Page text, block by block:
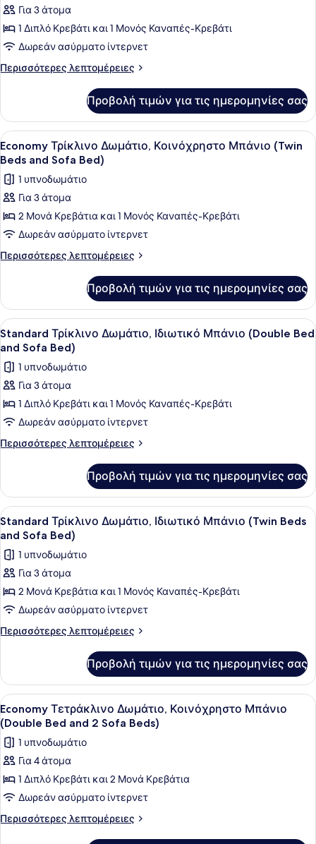
για
Economy
Τρίκλινο
Δωμάτιο,
(Double
Bed
and
Sofa
Bed)
Για 3 άτομα
1 Διπλό Κρεβάτι και 1 Μονός Καναπές-Κρεβάτι
Δωρεάν ασύρματο ίντερνετ
Περισσότερες λεπτομέρειες
Περισσότερες
Τρίκλινο
Δωμάτιο,
Κοινόχρηστο
Μπάνιο
Bed
and
Bed)
Προβολή τιμών για τις ημερομηνίες σας
Προβολή
όλων
των
φωτογραφιών
για
Economy
Τρίκλινο
Δωμάτιο,
(Twin
Beds
and
Sofa
Bed)
Ένα μικρό, λειτουργικό δωμάτιο
6
Economy Τρίκλινο Δωμάτιο, Κοινόχρηστο Μπάνιο (Twin
Beds and Sofa Bed)
1 υπνοδωμάτιο
Για 3 άτομα
2 Μονά Κρεβάτια και 1 Μονός Καναπές-Κρεβάτι
Δωρεάν ασύρματο ίντερνετ
Περισσότερες λεπτομέρειες
Περισσότερες
Τρίκλινο
Δωμάτιο,
Κοινόχρηστο
Μπάνιο
Beds
and
Bed)
Προβολή τιμών για τις ημερομηνίες σας
Προβολή
όλων
των
φωτογραφιών
για
Standard
Τρίκλινο
Δωμάτιο,
(Double
Bed
and
Sofa
Bed)
Ένα δωμάτιο ξενοδοχείου με δύο
5
Standard Τρίκλινο Δωμάτιο, Ιδιωτικό Μπάνιο (Double Bed
and Sofa Bed)
1 υπνοδωμάτιο
Για 3 άτομα
1 Διπλό Κρεβάτι και 1 Μονός Καναπές-Κρεβάτι
Δωρεάν ασύρματο ίντερνετ
Περισσότερες λεπτομέρειες
Περισσότερες
Τρίκλινο
Δωμάτιο,
Ιδιωτικό
Μπάνιο
Bed
and
Bed)
Προβολή τιμών για τις ημερομηνίες σας
Προβολή
όλων
των
φωτογραφιών
για
Standard
Τρίκλινο
Δωμάτιο,
(Twin
Beds
and
Sofa
Bed)
Ένα δωμάτιο ξενοδοχείου με δύο
5
Standard Τρίκλινο Δωμάτιο, Ιδιωτικό Μπάνιο (Twin Beds
and Sofa Bed)
1 υπνοδωμάτιο
Για 3 άτομα
2 Μονά Κρεβάτια και 1 Μονός Καναπές-Κρεβάτι
Δωρεάν ασύρματο ίντερνετ
Περισσότερες λεπτομέρειες
Περισσότερες
Τρίκλινο
Δωμάτιο,
Ιδιωτικό
Μπάνιο
(Twin
Beds
and
Bed)
Προβολή τιμών για τις ημερομηνίες σας
Προβολή
όλων
των
φωτογραφιών
για
Economy
Τετράκλινο
Δωμάτιο,
Ένα δωμάτιο ξενοδοχείου με δύο
7
Economy Τετράκλινο Δωμάτιο, Κοινόχρηστο Μπάνιο
(Double Bed and 2 Sofa Beds)
1 υπνοδωμάτιο
Για 4 άτομα
1 Διπλό Κρεβάτι και 2 Μονά Κρεβάτια
Δωρεάν ασύρματο ίντερνετ
Περισσότερες λεπτομέρειες
Περισσότερες